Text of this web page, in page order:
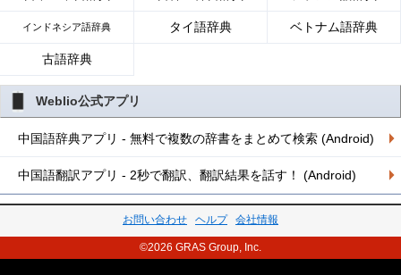
インドネシア語辞典 タイ語辞典 ベトナム語辞典
古語辞典
Weblio公式アプリ
中国語辞典アプリ - 無料で複数の辞書をまとめて検索 (Android)
中国語翻訳アプリ - 2秒で翻訳、翻訳結果を話す！ (Android)
お問い合わせ ヘルプ 会社情報
©2026 GRAS Group, Inc.